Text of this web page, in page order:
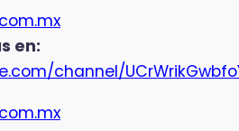
en:
channel/